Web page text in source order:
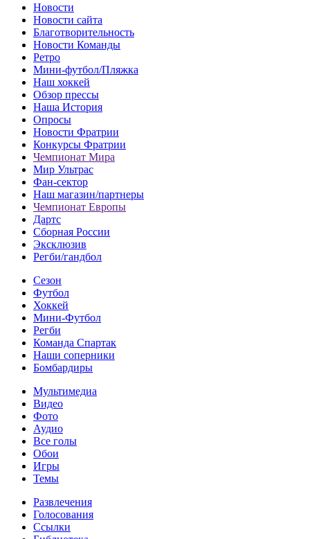
Новости
Новости сайта
Благотворительность
Новости Команды
Ретро
Мини-футбол/Пляжка
Наш хоккей
Обзор прессы
Наша История
Опросы
Новости Фратрии
Конкурсы Фратрии
Чемпионат Мира
Мир Ультрас
Фан-cектор
Наш магазин/партнеры
Чемпионат Европы
Дартс
Сборная России
Эксклюзив
Регби/гандбол
Сезон
Футбол
Хоккей
Мини-Футбол
Регби
Команда Спартак
Наши соперники
Бомбардиры
Мультимедиа
Видео
Фото
Аудио
Все голы
Обои
Игры
Темы
Развлечения
Голосования
Ссылки